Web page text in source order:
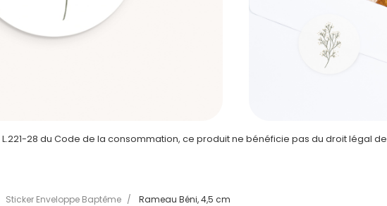
Sticker Enveloppe Baptême / Rameau Béni, 4,5 cm
28 du Code de la consommation, ce produit ne bénéficie pas du droit légal de